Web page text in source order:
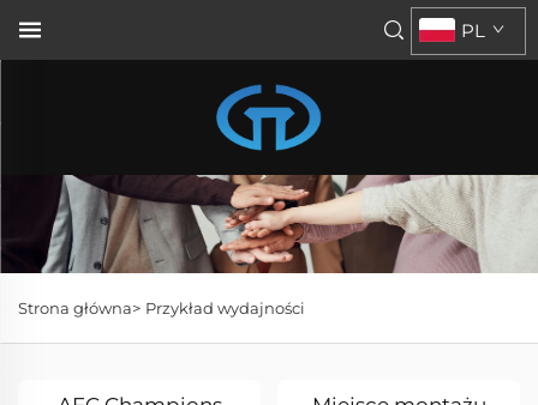
PL
Strona główna> Przykład wydajności